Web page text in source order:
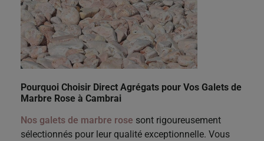
Pourquoi Choisir Direct Agrégats pour Vos Galets de
Marbre Rose à Cambrai
Nos galets de marbre rose sont rigoureusement
sélectionnés pour leur qualité exceptionnelle. Vous